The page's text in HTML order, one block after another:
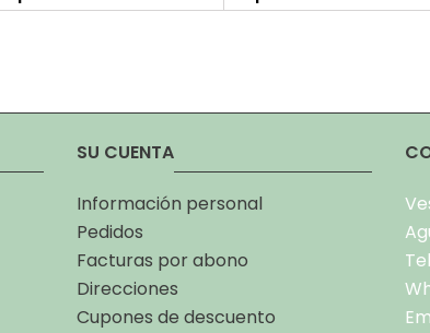
SU CUENTA
Información personal
Pedidos
Facturas por abono
Direcciones
Cupones de descuento